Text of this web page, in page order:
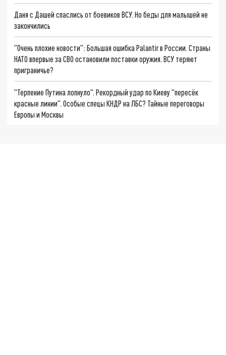
Даня с Дашей спаслись от боевиков ВСУ. Но беды для малышей не
закончились
"Очень плохие новости": Большая ошибка Palantir в России. Страны
НАТО впервые за СВО остановили поставки оружия. ВСУ теряют
приграничье?
"Терпение Путина лопнуло". Рекордный удар по Киеву "пересёк
красные линии". Особые спецы КНДР на ЛБС? Тайные переговоры
Европы и Москвы